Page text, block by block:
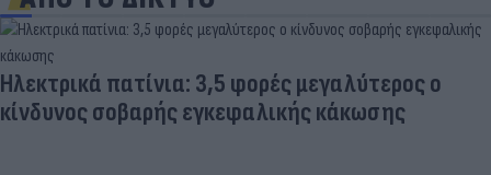
Ηλεκτρικά πατίνια: 3,5 φορές μεγαλύτερος ο
κίνδυνος σοβαρής εγκεφαλικής κάκωσης